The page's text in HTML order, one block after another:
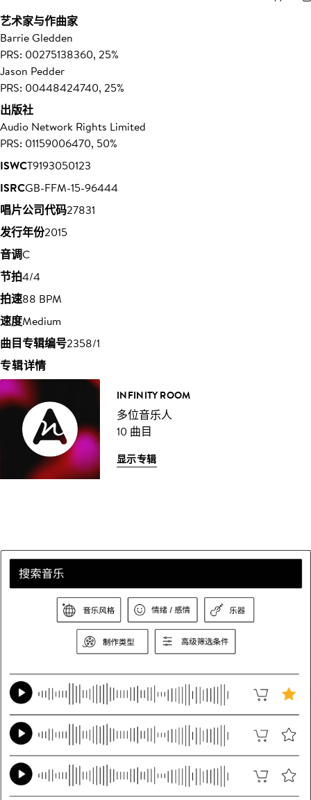
艺术家与作曲家
Barrie Gledden
PRS: 00275138360, 25%
Jason Pedder
PRS: 00448424740, 25%
出版社
Audio Network Rights Limited
PRS: 01159006470, 50%
ISWCT9193050123
ISRCGB-FFM-15-96444
唱片公司代码27831
发行年份2015
音调C
节拍4/4
拍速88 BPM
速度Medium
曲目专辑编号2358/1
专辑详情
INFINITY ROOM
多位音乐人
10 曲目
显示专辑